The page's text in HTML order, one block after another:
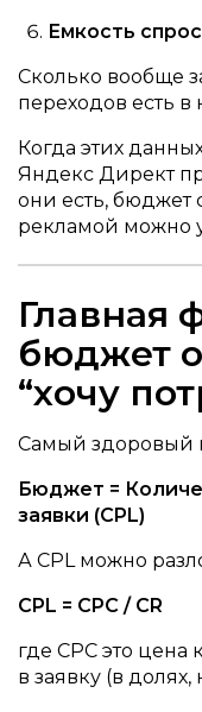
Емкость
Сколько вообще
переходов есть в
Когда этих
Яндекс Директ
они есть, бюджет
рекламой можно
Главная
бюджет
“хочу
Самый здоровый
Бюджет =
заявки (CPL)
А CPL можно
CPL = CPC / CR
где CPC это цена
в заявку (в долях,